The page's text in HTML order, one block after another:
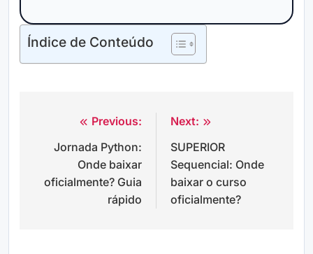
Índice de Conteúdo
Navegação
Post
Previous:
Jornada Python:
Onde baixar
oficialmente? Guia
rápido
Next:
SUPERIOR
Sequencial: Onde
baixar o curso
oficialmente?